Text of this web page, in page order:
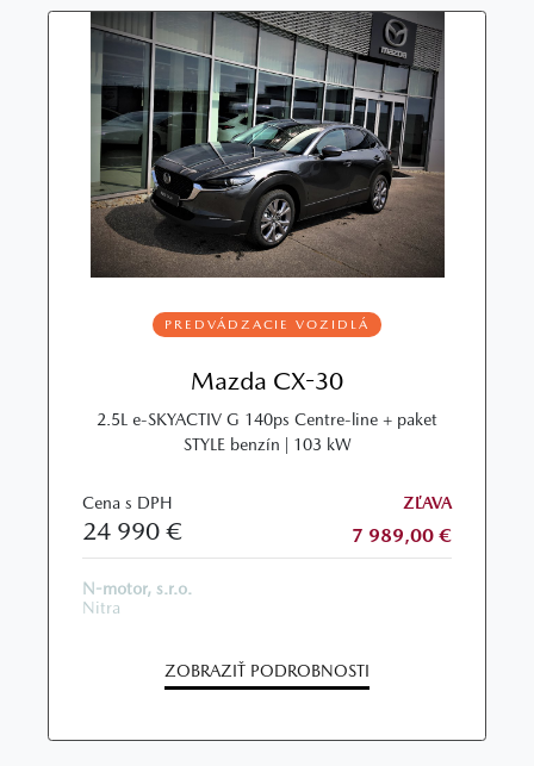
PREDVÁDZACIE VOZIDLÁ
Mazda CX-30
2.5L e-SKYACTIV G 140ps Centre-line + paket
STYLE benzín | 103 kW
Cena s DPH
24 990 €
ZĽAVA
7 989,00 €
N-motor, s.r.o.
Nitra
ZOBRAZIŤ PODROBNOSTI